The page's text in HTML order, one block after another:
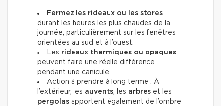
Fermez les rideaux ou les stores
durant les heures les plus chaudes de la
journée, particulièrement sur les fenêtres
orientées au sud et à l’ouest.
Les rideaux thermiques ou opaques
peuvent faire une réelle différence
pendant une canicule.
Action à prendre à long terme : À
l’extérieur, les auvents, les arbres et les
pergolas apportent également de l’ombre